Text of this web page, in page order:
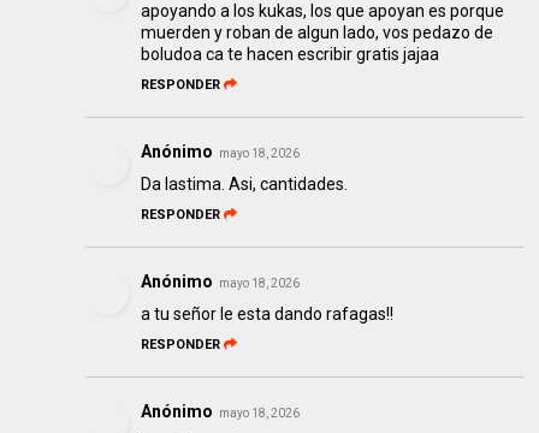
apoyando a los kukas, los que apoyan es porque
muerden y roban de algun lado, vos pedazo de
boludoa ca te hacen escribir gratis jajaa
RESPONDER
Anónimo mayo 18, 2026
Da lastima. Asi, cantidades.
RESPONDER
Anónimo mayo 18, 2026
a tu señor le esta dando rafagas!!
RESPONDER
Anónimo mayo 18, 2026